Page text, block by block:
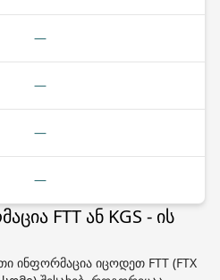
—
—
—
—
FTT ან KGS - ის
ინფორმაცია იცოდეთ FTT (FTX